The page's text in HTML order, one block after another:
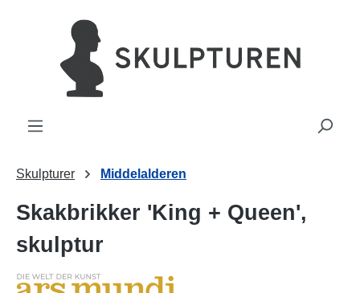
Skulpturer Middelalderen
Skakbrikker 'King + Queen',
skulptur